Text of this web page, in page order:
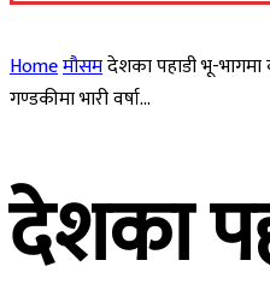
Homeमौसमदेशका पहाडी भू-भागमा
गण्डकीमा भारी वर्षा...
देशका